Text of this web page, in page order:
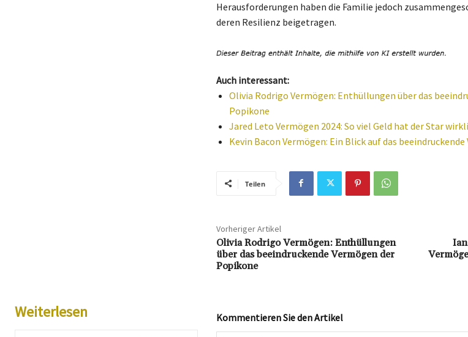
Herausforderungen haben die Familie jedoch
deren Resilienz beigetragen.
Auch interessant:
Olivia Rodrigo Vermögen: Enthüllungen über das
Popikone
Jared Leto Vermögen 2024: So viel Geld hat der Star
Kevin Bacon Vermögen: Ein Blick auf das
Teilen
Vorheriger Artikel
Olivia Rodrigo Vermögen: Enthüllungen
über das beeindruckende Vermögen der
Popikone
Weiterlesen Kommentieren Sie den Artikel